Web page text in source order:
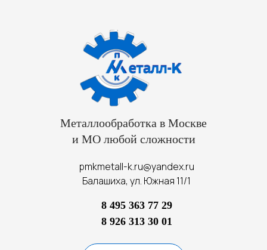
Металлообработка в Москве
и МО любой сложности
pmkmetall-k.ru@yandex.ru
Балашиха, ул. Южная 11/1
8 495 363 77 29
8 926 313 30 01